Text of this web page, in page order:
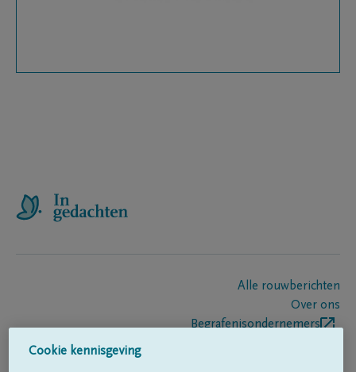
Alle rouwberichten
Over ons
Begrafenisondernemers
Cookie kennisgeving